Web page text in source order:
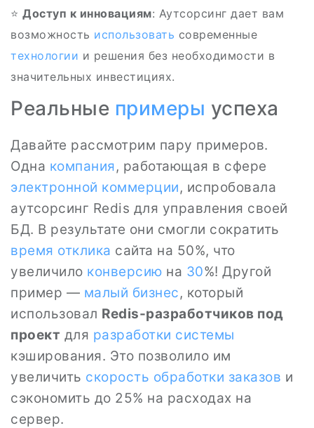
⭐ Доступ к инновациям: Аутсорсинг дает вам
возможность использовать современные
технологии и решения без необходимости в
значительных инвестициях.
Реальные примеры успеха
Давайте рассмотрим пару примеров.
Одна компания, работающая в сфере
электронной коммерции, испробовала
аутсорсинг Redis для управления своей
БД. В результате они смогли сократить
время отклика сайта на 50%, что
увеличило конверсию на 30%! Другой
пример — малый бизнес, который
использовал Redis-разработчиков под
проект для разработки системы
кэширования. Это позволило им
увеличить скорость обработки заказов и
сэкономить до 25% на расходах на
сервер.